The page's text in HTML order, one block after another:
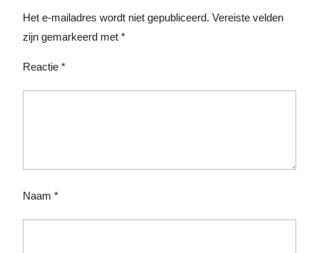
Het e-mailadres wordt niet gepubliceerd. Vereiste velden
zijn gemarkeerd met *
Reactie *
Naam *